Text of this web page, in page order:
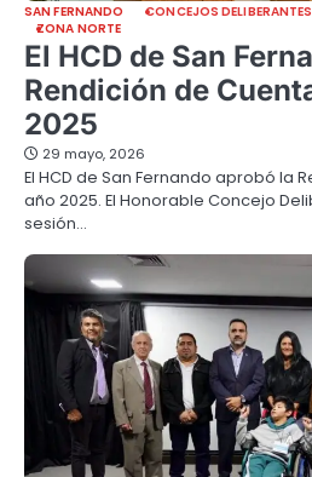
SAN FERNANDO CONCEJOS DELIBERANTES
ZONA NORTE
El HCD de San
Rendición de
2025
29 mayo, 2026
El HCD de San Fernando aprobó la
año 2025. El Honorable Concejo
sesión…